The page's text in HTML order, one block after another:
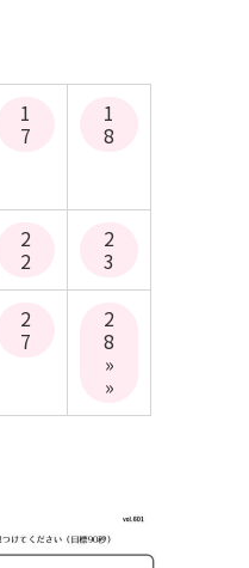
1
7
1
8
2
2
2
3
2
7
2
8
»
»